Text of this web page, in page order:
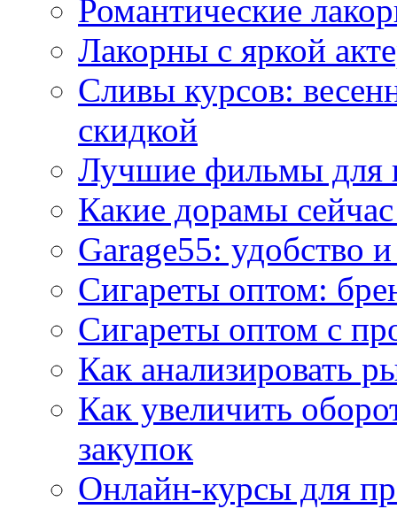
Романтические
Лакорны с яркой
Сливы курсов:
скидкой
Лучшие фильмы для
Какие дорамы
Garage55: удобство
Сигареты оптом:
Сигареты оптом с
Как анализировать
Как увеличить
закупок
Онлайн-курсы для